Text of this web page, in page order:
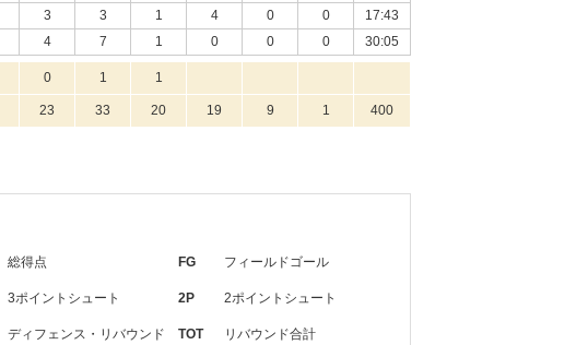
3 3 1 4 0 0
17:43
4 7 1 0 0 0 30:05
0 1 1
23 33 20 19 9 1 400
総得点 FG フィールドゴール
3ポイントシュート 2P 2ポイントシュート
ディフェンス・リバウンド TOT リバウンド合計